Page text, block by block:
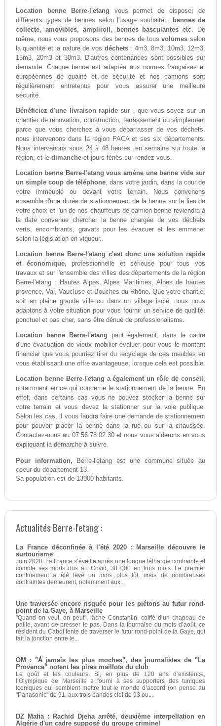
Location benne Berre-l'etang vous permet de disposer de
différents types de bennes selon l'usage souhaité :
bennes de
collecte, amovibles, ampliroll , bennes basculantes etc. De
même, nous vous proposons des bennes de tousvolumes selon
la quantité et la nature de vos déchets: 4m3, 8m3, 10m3, 12m3,
15m3, 20m3 et 30m3. D'autres contenances sont possibles sur
demande. Chaque benne est adaptée aux normes françaises et
européennes de qualité et de sécurité et nos camions sont
régulièrement entretenus pour vous assurer une meilleure
sécurité.
Bénéficiez d'une livraison rapide sur , que vous soyez sur un
chantier de rénovation, construction, terrassement ou simplement
parce que vous cherchez à vous débarrasser de vos déchets,
nous intervenons dans la région PACA et ses six départements.
Nous intervenons sous 24 à 48 heures, en semaine sur toute la
région, et le dimancheet jours fériés sur rendez vous.
Location benne Berre-l'etang vous amène une benne vide sur
un simple coup de téléphone, dans votre jardin, dans la cour de
votre immeuble ou devant votre terrain. Nous convenons
ensemble d'une durée de stationnement de la benne sur le lieu de
votre choix et l'un de nos chauffeurs de camion benne reviendra à
la date convenue chercher la benne chargée de vos déchets
verts, encombrants, gravats pour les évacuer et les emmener
selon la législation en vigueur.
Location benne Berre-l'etang c'est donc une solution rapide
et économique, professionnelle et sérieuse pour tous vos
travaux et sur l'ensemble des villes des départements de la région
Berre-l'etang : Hautes Alpes, Alpes Maritimes, Alpes de hautes
provence, Var, Vaucluse et Bouches du Rhône. Que votre chantier
soit en pleine grande ville ou dans un village isolé, nous nous
adaptons à votre situation pour vous fournir un service de qualité,
ponctuel et pas cher, sans être dénué de professionalisme.
Location benne Berre-l'etang peut également, dans le cadre
d'une évacuation de vieux mobilier évaluer pour vous le montant
financier que vous pourriez tirer du recyclage de ces meubles en
vous établissant une offre avantageuse, lorsque cela est possible.
Location benne Berre-l'etang a également un rôle de conseil ,
notamment en ce qui concerne le stationnement de la benne. En
effet, dans certains cas vous ne pouvez stocker la benne sur
votre terrain et vous devez la stationner sur la voie publique.
Selon les cas, il vous faudra faire une demande de stationnement
pour pouvoir placer la benne dans la rue ou sur la chaussée.
Contactez-nous au 07.56.78.02.30 et nous vous aiderons en vous
expliquant la démarche à suivre.
Pour information, Berre-l'etang est une commune située au
coeur du département 13.
Sa population est de 13900 habitants.
Actualités Berre-l'etang :
La France déconfinée à l’été 2020 : Marseille découvre le
surtourisme
Juin 2020. La France s’éveille après une longue léthargie contrainte et
compte ses morts dus au Covid, 30 000 en trois mois. Le premier
confinement a été levé un mois plus tôt, mais de nombreuses
contraintes demeurent, notamment aux...
Une traversée encore risquée pour les piétons au futur rond-
point de la Gaye, à Marseille
"Quand on veut, on peut", lâche Constantin, coiffé d’un chapeau de
paille, avant de presser le pas. Dans la fournaise du mois d’août, ce
résident du Cabot tente de traverser le futur rond-point de la Gaye, qui
fait la jonction entre le...
OM : "À jamais les plus moches", des journalistes de "La
Provence" notent les pires maillots du club
Le goût et les couleurs. Si, en plus de 120 ans d’existence,
l’Olympique de Marseille a fourni à ses supporters des tuniques
iconiques qui semblent mettre tout le monde d’accord (on pense au
"Panasonic" de 91, aux trois bandes ciel de 93 ou...
DZ Mafia : Rachid Djeha arrêté, deuxième interpellation en
Algérie d'un cadre supposé du groupe criminel